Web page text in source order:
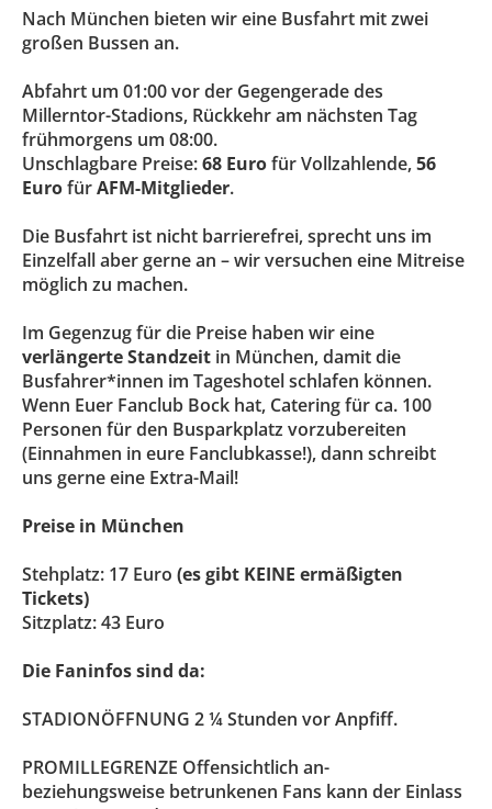
Nach München bieten wir eine Busfahrt mit zwei
großen Bussen an.
Abfahrt um 01:00 vor der Gegengerade des
Millerntor-Stadions, Rückkehr am nächsten Tag
frühmorgens um 08:00.
Unschlagbare Preise:68 Eurofür Vollzahlende,56
EurofürAFM-Mitglieder.
Die Busfahrt ist nicht barrierefrei, sprecht uns im
Einzelfall aber gerne an – wir versuchen eine Mitreise
möglich zu machen.
Im Gegenzug für die Preise haben wir eine
verlängerte Standzeit in München, damit die
Busfahrer*innen im Tageshotel schlafen können.
Wenn Euer Fanclub Bock hat, Catering für ca. 100
Personen für den Busparkplatz vorzubereiten
(Einnahmen in eure Fanclubkasse!), dann schreibt
uns gerne eine Extra-Mail!
Preise in München
Stehplatz: 17 Euro (es gibt KEINE ermäßigten
Tickets)
Sitzplatz: 43 Euro
Die Faninfos sind da:
STADIONÖFFNUNG 2 ¼ Stunden vor Anpfiff.
PROMILLEGRENZE Offensichtlich an-
beziehungsweise betrunkenen Fans kann der Einlass